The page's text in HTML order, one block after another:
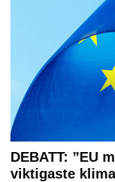
DEBATT: ”EU
viktigaste